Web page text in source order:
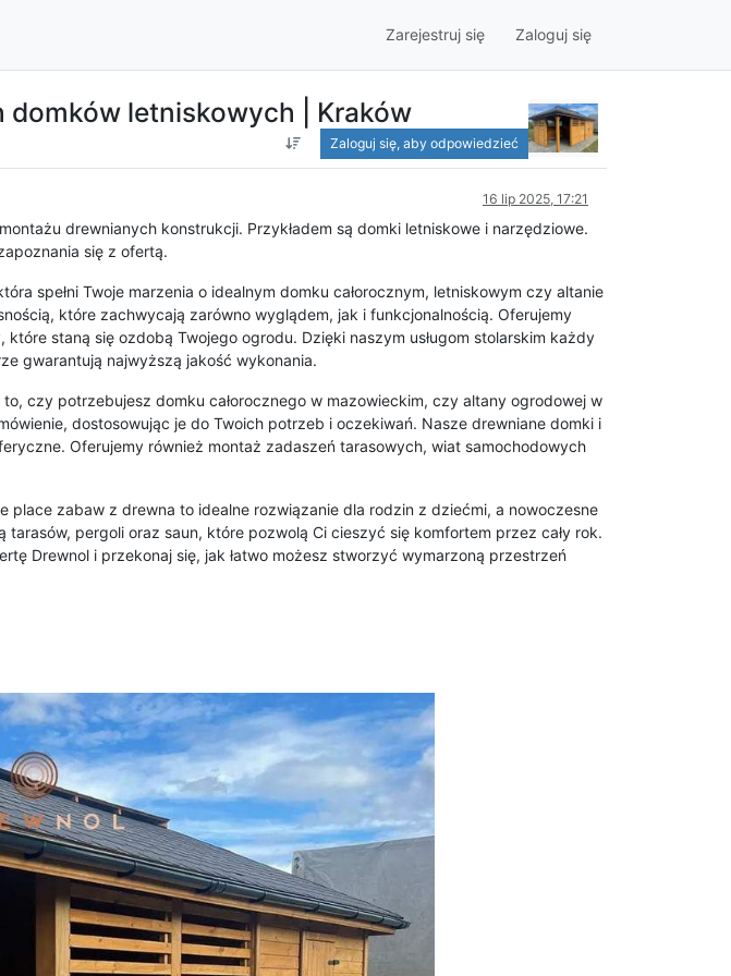
Zarejestruj się Zaloguj się
domków letniskowych | Kraków
Zaloguj się, aby odpowiedzieć
16 lip 2025, 17:21
drewnianych konstrukcji. Przykładem są domki letniskowe i narzędziowe.
się z ofertą.
spełni Twoje marzenia o idealnym domku całorocznym, letniskowym czy altanie
które zachwycają zarówno wyglądem, jak i funkcjonalnością. Oferujemy
staną się ozdobą Twojego ogrodu. Dzięki naszym usługom stolarskim każdy
gwarantują najwyższą jakość wykonania.
czy potrzebujesz domku całorocznego w mazowieckim, czy altany ogrodowej w
dostosowując je do Twoich potrzeb i oczekiwań. Nasze drewniane domki i
Oferujemy również montaż zadaszeń tarasowych, wiat samochodowych
place zabaw z drewna to idealne rozwiązanie dla rodzin z dziećmi, a nowoczesne
pergoli oraz saun, które pozwolą Ci cieszyć się komfortem przez cały rok.
Drewnol i przekonaj się, jak łatwo możesz stworzyć wymarzoną przestrzeń